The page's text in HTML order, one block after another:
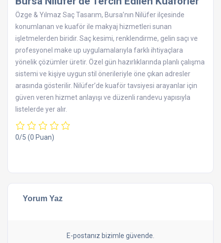
Özge & Yılmaz Saç Tasarım, Bursa’nın Nilüfer ilçesinde
konumlanan ve kuaför ile makyaj hizmetleri sunan
işletmelerden biridir. Saç kesimi, renklendirme, gelin saçı ve
profesyonel make up uygulamalarıyla farklı ihtiyaçlara
yönelik çözümler üretir. Özel gün hazırlıklarında planlı çalışma
sistemi ve kişiye uygun stil önerileriyle öne çıkan adresler
arasında gösterilir. Nilüfer’de kuaför tavsiyesi arayanlar için
güven veren hizmet anlayışı ve düzenli randevu yapısıyla
listelerde yer alır.
0/5 (0 Puan)
Yorum Yaz
E-postanız bizimle güvende.